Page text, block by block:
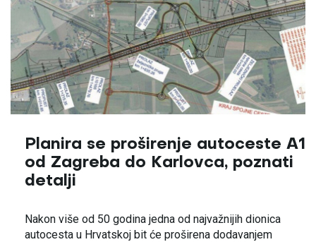
Planira se proširenje autoceste A1
od Zagreba do Karlovca, poznati
detalji
Nakon više od 50 godina jedna od najvažnijih dionica
autocesta u Hrvatskoj bit će proširena dodavanjem